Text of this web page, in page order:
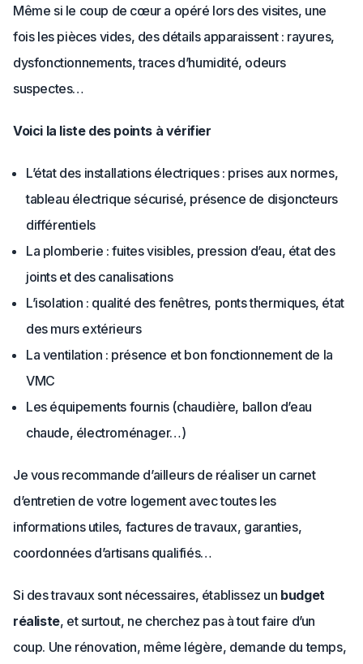
Même si le coup de cœur a opéré lors des visites, une
fois les pièces vides, des détails apparaissent : rayures,
dysfonctionnements, traces d’humidité, odeurs
suspectes…
Voici la liste des points à vérifier
L’état des installations électriques : prises aux normes,
tableau électrique sécurisé, présence de disjoncteurs
différentiels
La plomberie : fuites visibles, pression d’eau, état des
joints et des canalisations
L’isolation : qualité des fenêtres, ponts thermiques, état
des murs extérieurs
La ventilation : présence et bon fonctionnement de la
VMC
Les équipements fournis (chaudière, ballon d’eau
chaude, électroménager…)
Je vous recommande d’ailleurs de réaliser un carnet
d’entretien de votre logement avec toutes les
informations utiles, factures de travaux, garanties,
coordonnées d’artisans qualifiés…
Si des travaux sont nécessaires, établissez un budget
réaliste, et surtout, ne cherchez pas à tout faire d’un
coup. Une rénovation, même légère, demande du temps,